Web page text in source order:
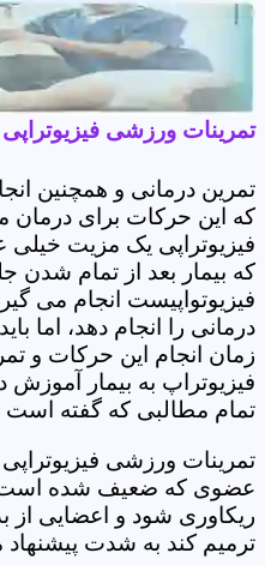
تمرینات ورزشی فیزیوتراپی
تمرین درمانی و همچنین
که این حرکات برای
فیزیوتراپی یک مزیت
که بیمار بعد از تمام شدن
فیزیوتواپیست انجام می
درمانی را انجام دهد، اما
زمان انجام این حرکات و
فیزیوتراپ به بیمار
تمام مطالبی که گفته است
تمرینات ورزشی
عضوی که ضعیف شده است
ریکاوری شود و اعضایی
ترمیم کند به شدت